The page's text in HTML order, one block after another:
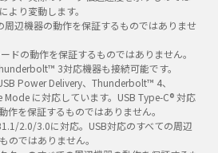
より変動します。
辺機器の動作を保証するものではありませ
ドの動作を保証するものではありません。
3対応機器も接続可能です。
Power Delivery、Thunderbolt™ 4、
に対応しています。USB Type-C® 対応
作を保証するものではありません。
2.0/3.0に対応。USB対応のすべての周辺
のではありません。